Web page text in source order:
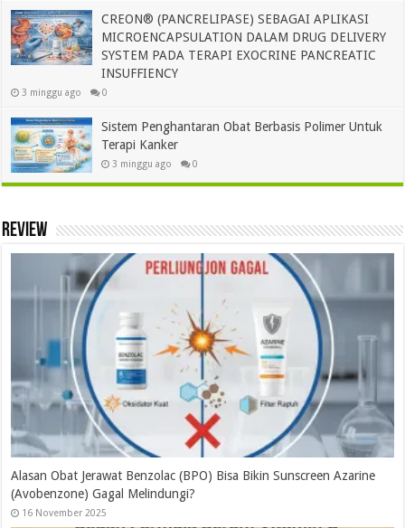
CREON® (PANCRELIPASE) SEBAGAI APLIKASI
MICROENCAPSULATION DALAM DRUG DELIVERY
SYSTEM PADA TERAPI EXOCRINE PANCREATIC
INSUFFIENCY
3 minggu ago 0
Sistem Penghantaran Obat Berbasis Polimer Untuk
Terapi Kanker
3 minggu ago 0
Review
Alasan Obat Jerawat Benzolac (BPO) Bisa Bikin Sunscreen Azarine
(Avobenzone) Gagal Melindungi?
16 November 2025